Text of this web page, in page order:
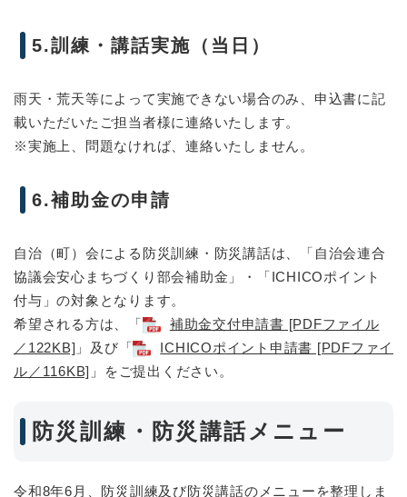
5.訓練・講話実施（当日）
雨天・荒天等によって実施できない場合のみ、申込書に記
載いただいたご担当者様に連絡いたします。
※実施上、問題なければ、連絡いたしません。
6.補助金の申請
自治（町）会による防災訓練・防災講話は、「自治会連合
協議会安心まちづくり部会補助金」・「ICHICOポイント
付与」の対象となります。
希望される方は、「
補助金交付申請書 [PDFファイル
／122KB] 」及び「
ICHICOポイント申請書 [PDFファイ
ル／116KB] 」をご提出ください。
防災訓練・防災講話メニュー
令和8年6月、防災訓練及び防災講話のメニューを整理しま